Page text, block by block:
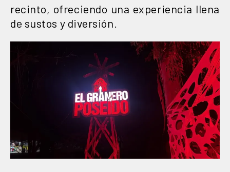
recinto, ofreciendo una experiencia llena
de sustos y diversión.